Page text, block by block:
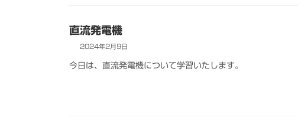
直流発電機
2024年2月9日
今日は、直流発電機について学習いたします。